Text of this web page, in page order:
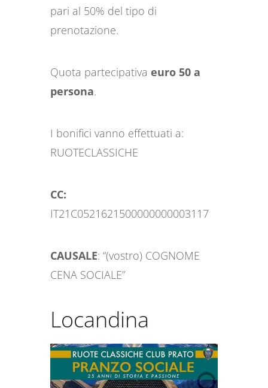
pari al 50% del tipo di
prenotazione.
Quota partecipativa euro 50 a
persona.
I bonifici vanno effettuati a:
RUOTECLASSICHE
CC:
IT21C0521621500000000003117
CAUSALE: “(vostro) COGNOME
CENA SOCIALE”
Locandina